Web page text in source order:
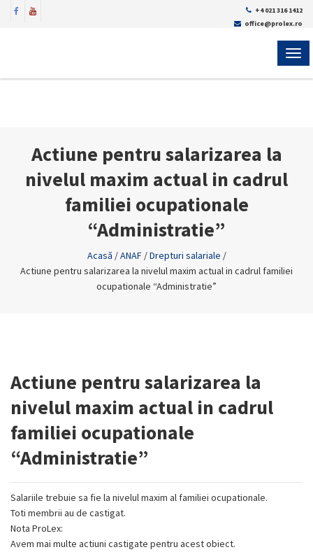
+4 021 316 1412
office@prolex.ro
Actiune pentru salarizarea la
nivelul maxim actual in cadrul
familiei ocupationale
“Administratie”
Acasă /ANAF/Drepturi salariale /
Actiune pentru salarizarea la nivelul maxim actual in cadrul familiei
ocupationale “Administratie”
Actiune pentru salarizarea la
nivelul maxim actual in cadrul
familiei ocupationale
“Administratie”
Salariile trebuie sa fie la nivelul maxim al familiei ocupationale.
Toti membrii au de castigat.
Nota ProLex:
Avem mai multe actiuni castigate pentru acest obiect.